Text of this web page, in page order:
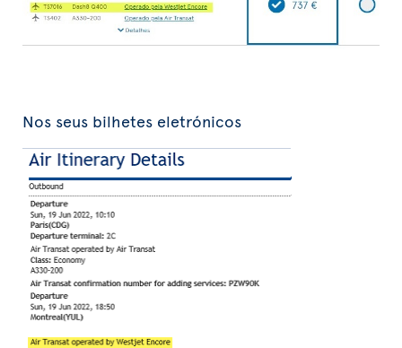
Nos seus bilhetes eletrónicos